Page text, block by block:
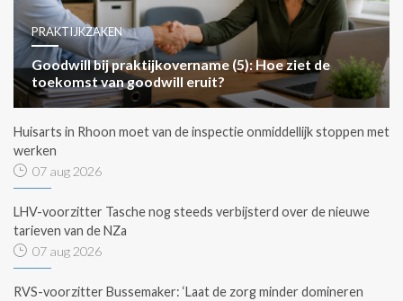
PRAKTIJKZAKEN
Goodwill bij praktijkovername (5): Hoe ziet de
toekomst van goodwill eruit?
Huisarts in Rhoon moet van de inspectie onmiddellijk stoppen met
werken
07 aug 2026
LHV-voorzitter Tasche nog steeds verbijsterd over de nieuwe
tarieven van de NZa
07 aug 2026
RVS-voorzitter Bussemaker: ‘Laat de zorg minder domineren